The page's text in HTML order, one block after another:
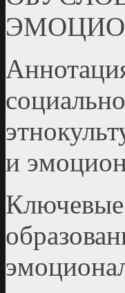
и
Ключевые